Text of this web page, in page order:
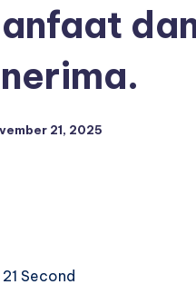
21, 2025
Second